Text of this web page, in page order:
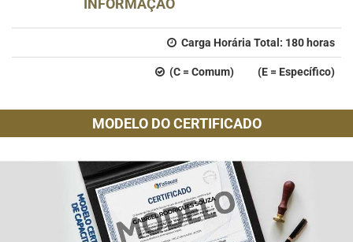
INFORMAÇÃO
Carga Horária Total: 180 horas
(C = Comum) (E = Específico)
MODELO DO CERTIFICADO